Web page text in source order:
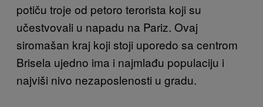
potiču troje od petoro terorista koji su
učestvovali u napadu na Pariz. Ovaj
siromašan kraj koji stoji uporedo sa centrom
Brisela ujedno ima i najmlađu populaciju i
najviši nivo nezaposlenosti u gradu.